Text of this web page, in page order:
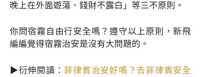
晚上在外面遊蕩、錢財不露白」等三不原則。
你問宿霧自由行安全嗎？遵守以上原則，新飛
編編覺得宿霧治安是沒有大問題的。
▶衍伸閱讀： 菲律賓治安好嗎？去菲律賓安全